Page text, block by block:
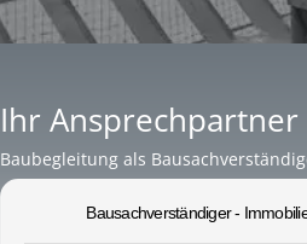
Ihr
Baubegleitung als
Bausachverständiger -